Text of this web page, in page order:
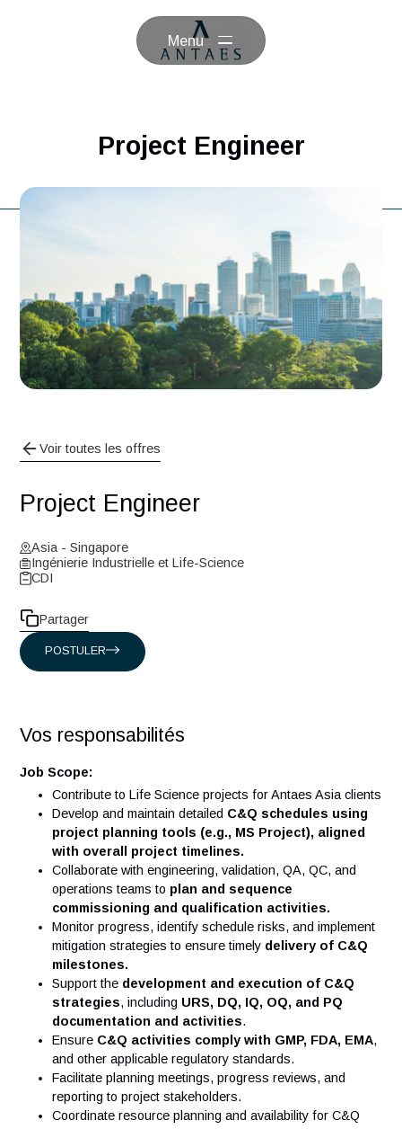
Menu
Project Engineer
Voir toutes les offres
Project Engineer
Ingénierie Industrielle et Life-Science
CDI
Vos responsabilités
Job Scope:
Contribute to Life Science projects for Antaes Asia
Develop and maintain detailedC&Q schedules
project planning tools (e.g., MS Project),
with overall project timelines.
Collaborate with engineering, validation, QA, QC, and
operations teams toplan and sequence
commissioning and qualification activities.
Monitor progress, identify schedule risks, and
mitigation strategies to ensure timely
delivery of
milestones.
Support thedevelopment and execution of C&Q
strategies, includingURS, DQ, IQ, OQ, and PQ